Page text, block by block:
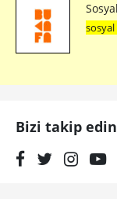
sosyal
Bizi takip edin